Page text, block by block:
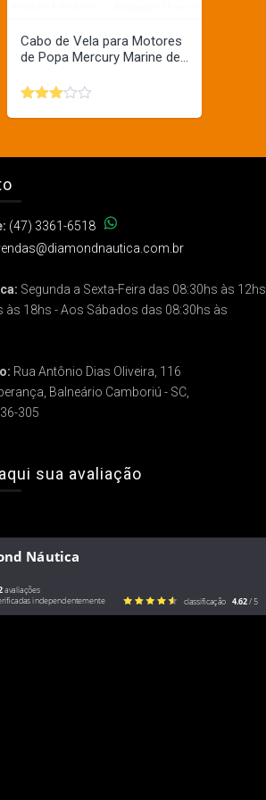
Cabo de Vela para Motores
de Popa Mercury Marine de...
(47) 3361-6518
Segunda a Sexta-Feira das 08:30hs às 12hs
às 18hs - Aos Sábados das 08:30hs às
Rua Antônio Dias Oliveira, 116
Balneário Camboriú - SC,
305
sua avaliação
Náutica
avaliações
independentemente
classificação 4.62/ 5